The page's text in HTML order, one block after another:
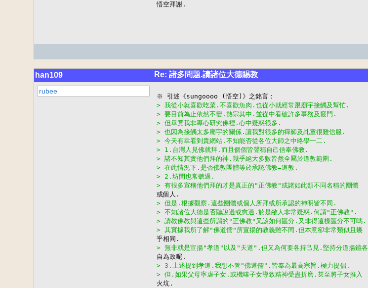
悟空拜謝.
han109 Re: 諸多問題.請諸位大德賜教
rubee
> 我從小就喜歡吃菜.不喜歡魚肉.也從小就經常跟廟宇接觸及幫忙.
> 要目前為止依然不變.熱宗其中.並從中看破許多事務及竅門.
> 但畢竟我非專心研究佛裡.心中疑惑很多.
> 也因為接觸太多廟宇的關係.讓我對很多的禪師及乩童很難信服.
> 今天有幸看到貴網站.不知能否從各位大師之中略學一二.
> 1.台灣人見佛就拜.而且個個皆聲稱自己信奉佛教.
> 諸不知其實他們拜的神.幾乎絕大多數皆然全屬於道教範圍.
> 在此情況下.是否佛教團體等於承認佛教=道教.
> 2.坊間也常聽過.
> 有很多宣稱他們拜的才是真正的"正佛教"或諸如此類不同名稱的團體
> 但是.根據觀察.這些團體或個人所拜或所承認的神明皆不同.
> 不知諸位大德是否聽說過或愈過.於是敝人非常疑惑.何謂"正佛教".
> 請教佛教與這些所謂的"正佛教"又該如何區分.又非得這樣區分不可嗎.
> 其實據我所了解"佛道儒"所宣揚的教義雖不同.但本意卻非常類似且幾
> 無非就是宣揚"孝道"以及"天道".但又為何要各持己見.堅持分道揚鑣各
> 3.上述提到孝道.我想不管"佛道儒".皆奉為最高宗旨.極力提倡.
> 但.如果父母寧虐子女.或機唪子女導致精神受盡折磨.甚至將子女推入